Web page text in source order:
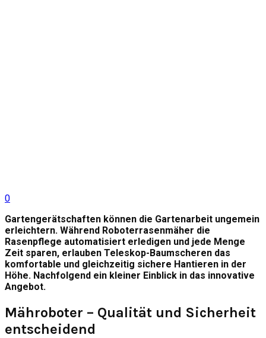
0
Gartengerätschaften können die Gartenarbeit ungemein
erleichtern. Während Roboterrasenmäher die
Rasenpflege automatisiert erledigen und jede Menge
Zeit sparen, erlauben Teleskop-Baumscheren das
komfortable und gleichzeitig sichere Hantieren in der
Höhe. Nachfolgend ein kleiner Einblick in das innovative
Angebot.
Mähroboter – Qualität und Sicherheit
entscheidend